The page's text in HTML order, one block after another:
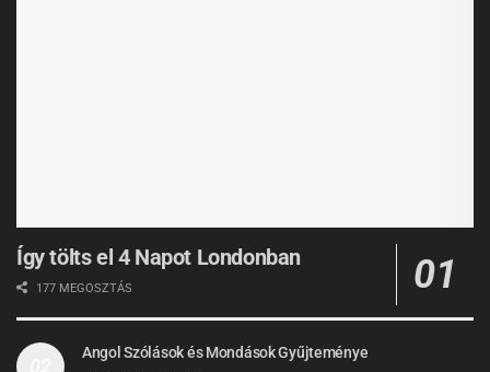
Így tölts el 4 Napot Londonban
177 MEGOSZTÁS
Angol Szólások és Mondások Gyűjteménye